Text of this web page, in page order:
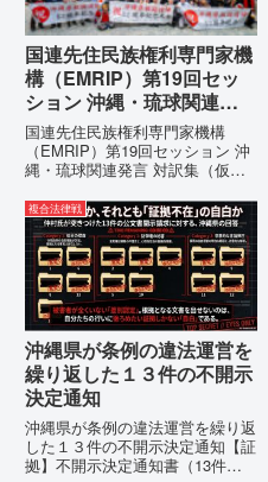
国連先住民族権利専門家機
構（EMRIP）第19回セッ
ション 沖縄・琉球関連発
言 対訳集（仮訳）
国連先住民族権利専門家機構
（EMRIP）第19回セッション 沖
縄・琉球関連発言 対訳集（仮
（EMRIP）の各会合において行
われた、沖縄・琉球の先住民族指
定、PFAS（有機フッ素化合物）
問題、米軍基地、伝統文化（...
複合法律戦
沖縄県が条例の違法運営を
繰り返した１３件の不開示
決定通知
沖縄県が条例の違法運営を繰り返
した１３件の不開示決定通知【証
拠】不開示決定通知書（13件）